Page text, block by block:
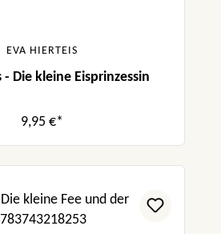
EVA HIERTEIS
Die kleine Eisprinzessin
9,95 €*